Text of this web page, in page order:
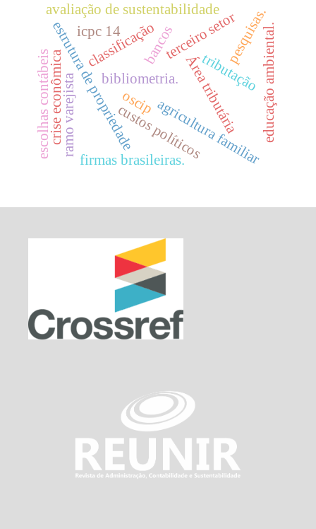
classificação
Área tributária
tributação
estrutura de propriedade
firmas brasileiras.
avaliação de sustentabilidade
agricultura familiar
bibliometria.
bancos
crise econômica
pesquisas.
terceiro setor
oscip
ramo varejista educação ambiental.
custos políticos
escolhas contábeis
icpc 14